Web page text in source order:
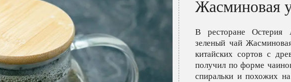
Жасминовая
В ресторане Остерия
зеленый чай
китайских сортов с
получил по форме
спиральки и похожих на